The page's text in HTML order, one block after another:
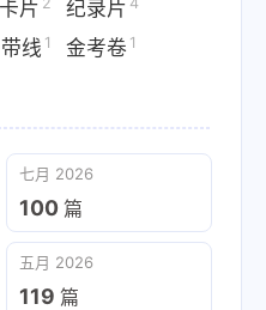
片 纪录片
线 1 金考卷 1
七月 2026
100 篇
五月 2026
119 篇